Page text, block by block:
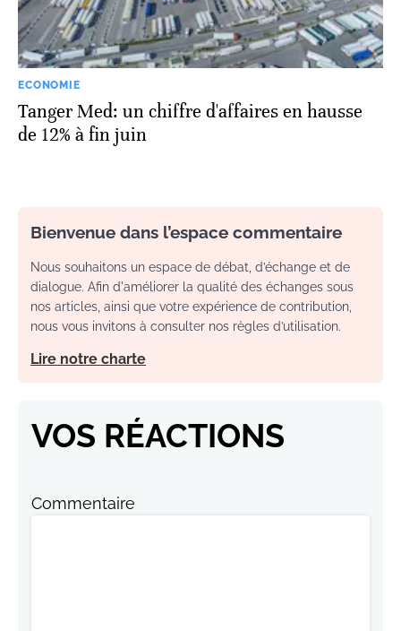
ECONOMIE
Tanger Med: un chiffre d'affaires en hausse
de 12% à fin juin
Bienvenue dans l’espace commentaire
Nous souhaitons un espace de débat, d’échange et de
dialogue. Afin d'améliorer la qualité des échanges sous
nos articles, ainsi que votre expérience de contribution,
nous vous invitons à consulter nos règles d’utilisation.
Lire notre charte
VOS RÉACTIONS
Commentaire